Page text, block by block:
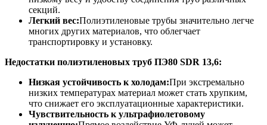
секций.
Легкий вес:Полиэтиленовые трубы значительно легче
многих других материалов, что облегчает
транспортировку и установку.
Недостатки полиэтиленовых труб ПЭ80 SDR 13,6:
Низкая устойчивость к холодам:При экстремально
низких температурах материал может стать хрупким,
что снижает его эксплуатационные характеристики.
Чувствительность к ультрафиолетовому